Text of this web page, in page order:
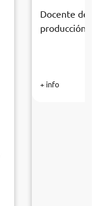
Docente de
producción
+ info